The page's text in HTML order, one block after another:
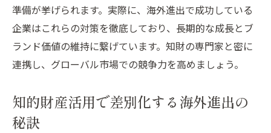
準備が挙げられます。実際に、海外進出で成功している
企業はこれらの対策を徹底しており、長期的な成長とブ
ランド価値の維持に繋げています。知財の専門家と密に
連携し、グローバル市場での競争力を高めましょう。
知的財産活用で差別化する海外進出の
秘訣